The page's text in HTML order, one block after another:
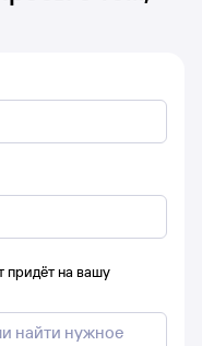
придёт на вашу